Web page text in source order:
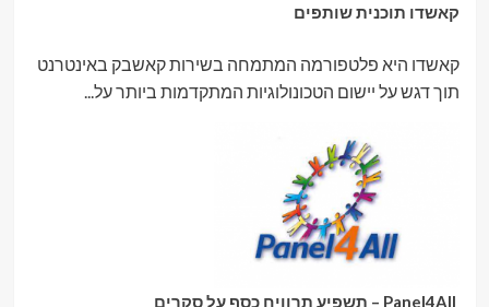
קאשדו תוכנית שותפים
קאשדו היא פלטפורמה המתמחה בשירות קאשבק באינטרנט
תוך דגש על יישום הטכונולוגיות המתקדמות ביותר על...